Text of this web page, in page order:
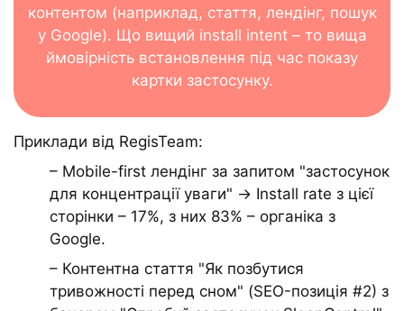
контентом (наприклад, стаття, лендінг, пошук
у Google). Що вищий install intent – то вища
ймовірність встановлення під час показу
картки застосунку.
Приклади від RegisTeam:
– Mobile-first лендінг за запитом "застосунок
для концентрації уваги" → Install rate з цієї
сторінки – 17%, з них 83% – органіка з
Google.
– Контентна стаття "Як позбутися
тривожності перед сном" (SEO-позиція #2) з